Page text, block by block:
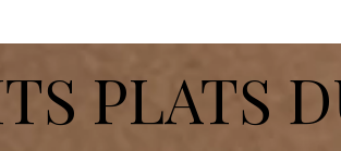
PLATS